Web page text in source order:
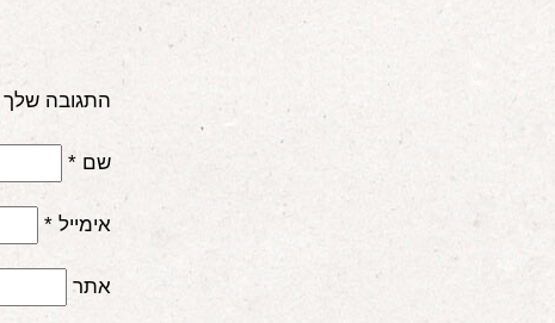
התגובה שלך
שם *
אימייל *
אתר